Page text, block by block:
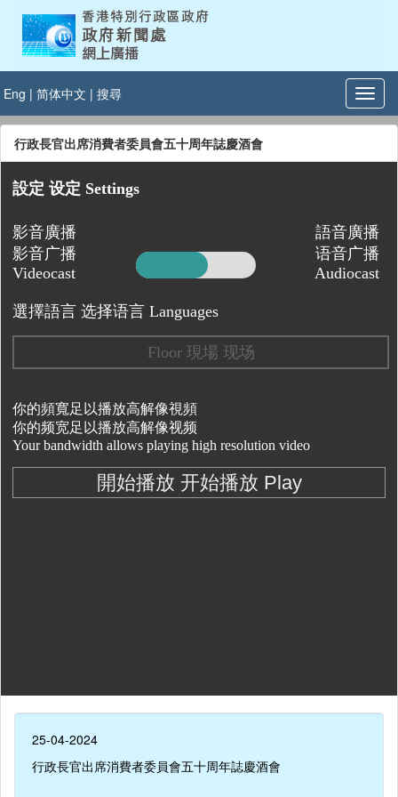
Eng | 简体中文 | 搜尋
行政長官出席消費者委員會五十周年誌慶酒會
25-04-2024
行政長官出席消費者委員會五十周年誌慶酒會